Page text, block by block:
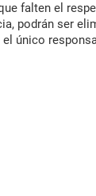
falten el
podrán ser
único